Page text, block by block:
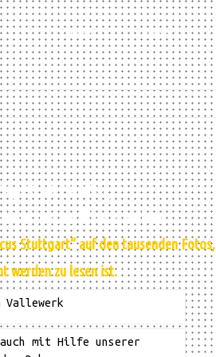
Home Über
wir dafür,
festen Platz haben.
Stuttgart“ auf den tausenden Fotos,
werden zu lesen ist.
Vallewerk
mit Hilfe unserer